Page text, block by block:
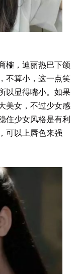
榷，迪丽热巴下颌
不算小，这一点笑
以显得嘴小。如果
美女，不过少女感
住少女风格是有利
可以上唇色来强